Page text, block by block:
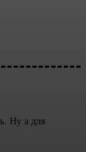
Ну а для